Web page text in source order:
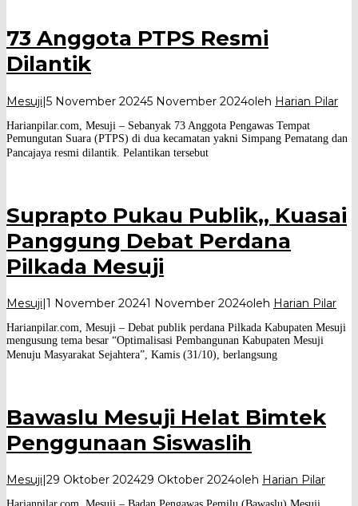
73 Anggota PTPS Resmi
Dilantik
Mesuji|5 November 20245 November 2024oleh Harian Pilar
Harianpilar.com, Mesuji – Sebanyak 73 Anggota Pengawas Tempat
Pemungutan Suara (PTPS) di dua kecamatan yakni Simpang Pematang dan
Pancajaya resmi dilantik. Pelantikan tersebut
Suprapto Pukau Publik,, Kuasai
Panggung Debat Perdana
Pilkada Mesuji
Mesuji|1 November 20241 November 2024oleh Harian Pilar
Harianpilar.com, Mesuji – Debat publik perdana Pilkada Kabupaten Mesuji
mengusung tema besar “Optimalisasi Pembangunan Kabupaten Mesuji
Menuju Masyarakat Sejahtera”, Kamis (31/10), berlangsung
Bawaslu Mesuji Helat Bimtek
Penggunaan Siswaslih
Mesuji|29 Oktober 202429 Oktober 2024oleh Harian Pilar